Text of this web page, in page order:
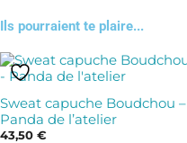
Ils pourraient te plaire...
Sweat capuche Boudchou –
Panda de l’atelier
43,50 €
Ce
produit
a
plusieurs